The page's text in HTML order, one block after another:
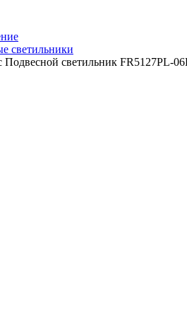
светильники
Подвесной светильник FR5127PL-